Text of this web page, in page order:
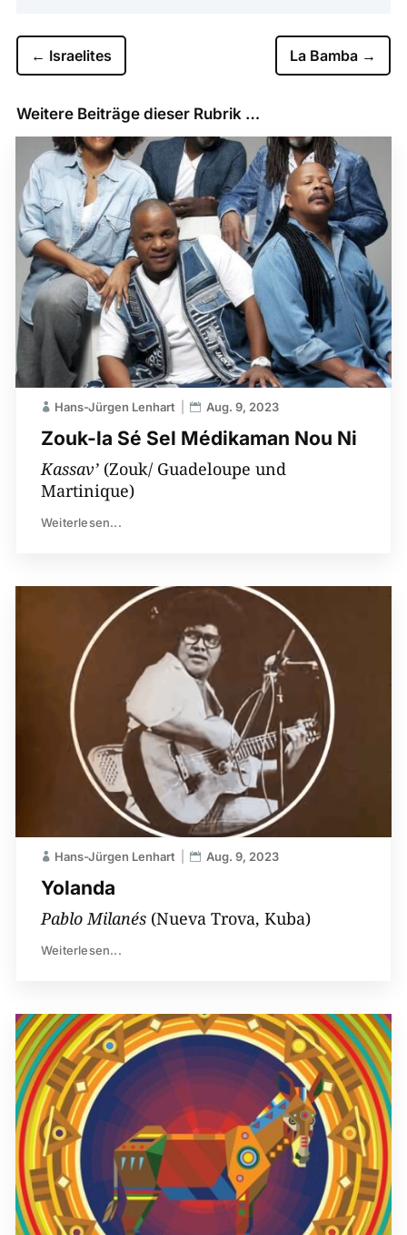
← Israelites La Bamba →
Weitere Beiträge dieser Rubrik …
Zouk-la Sé Sel Médikaman Nou Ni
Hans-Jürgen Lenhart Aug. 9, 2023
Kassav’ (Zouk/ Guadeloupe und
Martinique)
Weiterlesen...
Yolanda
Hans-Jürgen Lenhart Aug. 9, 2023
Pablo Milanés (Nueva Trova, Kuba)
Weiterlesen...